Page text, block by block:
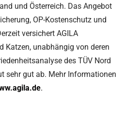
und Österreich. Das Angebot
OP-Kostenschutz und
versichert AGILA
Katzen, unabhängig von deren
des TÜV Nord
sehr gut ab. Mehr Informationen
.